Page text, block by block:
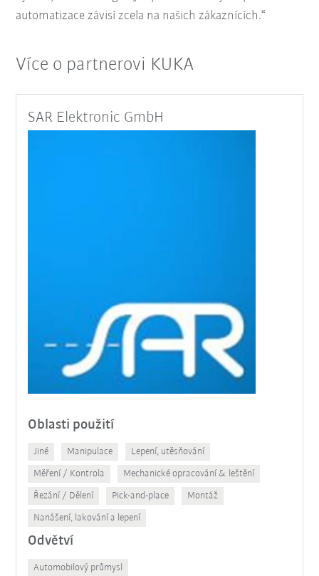
automatizace závisí zcela na našich zákaznících.“
Více o partnerovi KUKA
SAR Elektronic GmbH
Oblasti použití
Jiné Manipulace Lepení, utěsňování
Měření / Kontrola Mechanické opracování & leštění
Řezání / Dělení Pick-and-place Montáž
Nanášení, lakování a lepení
Odvětví
Automobilový průmysl